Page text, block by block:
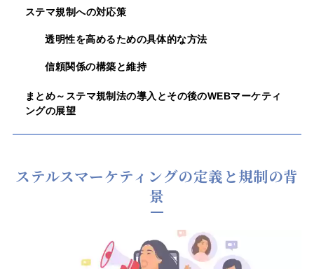
ステマ規制への対応策
透明性を高めるための具体的な方法
信頼関係の構築と維持
まとめ～ステマ規制法の導入とその後のWEBマーケティ
ングの展望
ステルスマーケティングの定義と規制の背
景